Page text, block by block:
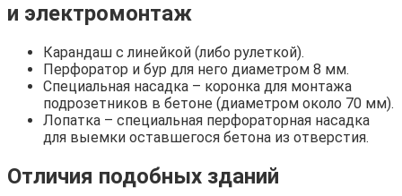
и электромонтаж
Карандаш с линейкой (либо рулеткой).
Перфоратор и бур для него диаметром 8 мм.
Специальная насадка – коронка для монтажа
подрозетников в бетоне (диаметром около 70 мм).
Лопатка – специальная перфораторная насадка
для выемки оставшегося бетона из отверстия.
Отличия подобных зданий